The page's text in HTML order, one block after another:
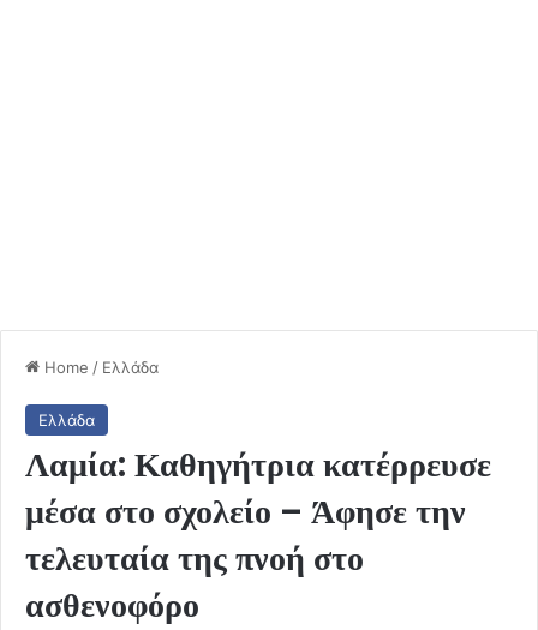
Home / Ελλάδα
Ελλάδα
Λαμία: Καθηγήτρια κατέρρευσε
μέσα στο σχολείο – Άφησε την
τελευταία της πνοή στο
ασθενοφόρο